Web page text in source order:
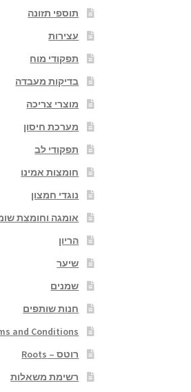
תוספי תזונה
עצירות
תפקודי מוח
בדיקות מעבדה
מוצרי צריכה
מערכת חיסון
תפקודי לב
חומצות אמינו
נוגדי חמצון
אומגה וחומצת
הריון
שיער
שמנים
חנות שותפים
and Conditions
רוטס – Roots
רשימת משאלות